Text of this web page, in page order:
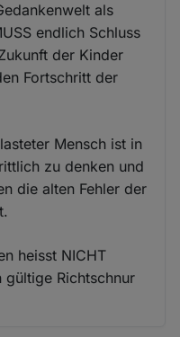
als
endlich Schluss
der Kinder
Fortschritt der
Mensch ist in
zu denken und
die alten Fehler der
heisst NICHT
Richtschnur